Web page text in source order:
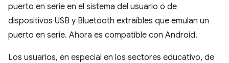
puerto en serie en el sistema del usuario o de
dispositivos USB y Bluetooth extraíbles que emulan un
puerto en serie. Ahora es compatible con Android.
Los usuarios, en especial en los sectores educativo, de